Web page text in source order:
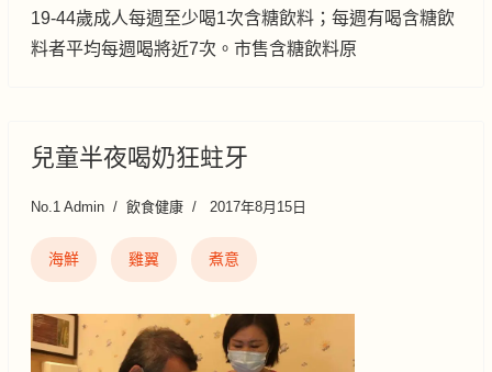
19-44歲成人每週至少喝1次含糖飲料；每週有喝含糖飲
料者平均每週喝將近7次。市售含糖飲料原
兒童半夜喝奶狂蛀牙
No.1 Admin 飲食健康 2017年8月15日
海鮮 雞翼 煮意